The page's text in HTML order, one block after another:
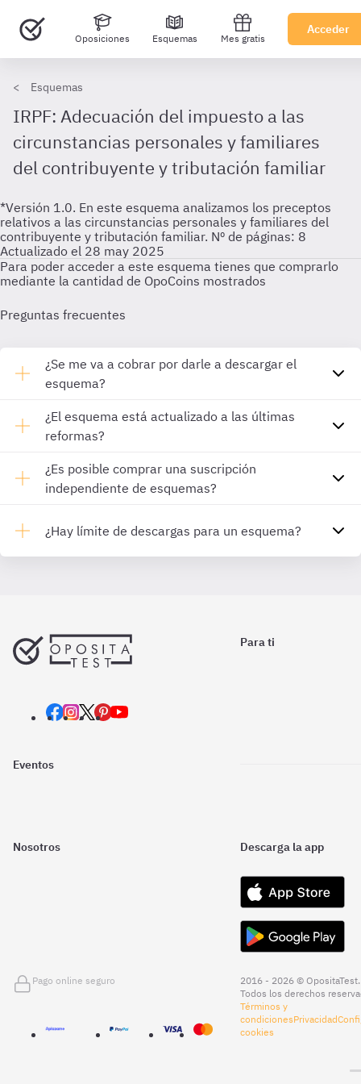
Oposiciones Esquemas Mes gratis
Acceder
Esquemas
IRPF: Adecuación del impuesto a las
circunstancias personales y familiares
del contribuyente y tributación familiar
*Versión 1.0. En este esquema analizamos los preceptos
relativos a las circunstancias personales y familiares del
contribuyente y tributación familiar. Nº de páginas: 8
Actualizado el 28 may 2025
Para poder acceder a este esquema tienes que comprarlo
mediante la cantidad de OpoCoins mostrados
Preguntas frecuentes
¿Se me va a cobrar por darle a descargar el
esquema?
¿El esquema está actualizado a las últimas
reformas?
¿Es posible comprar una suscripción
independiente de esquemas?
¿Hay límite de descargas para un esquema?
Para ti
Eventos
Nosotros Descarga la app
Pago online seguro
2016 - 2026 © OpositaTest.
Todos los derechos
Términos y
condicionesPrivacidad
cookies